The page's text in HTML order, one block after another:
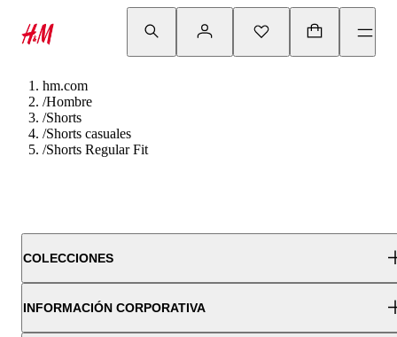
hm.com
/Hombre
/Shorts
/Shorts casuales
/Shorts Regular Fit
COLECCIONES
INFORMACIÓN CORPORATIVA